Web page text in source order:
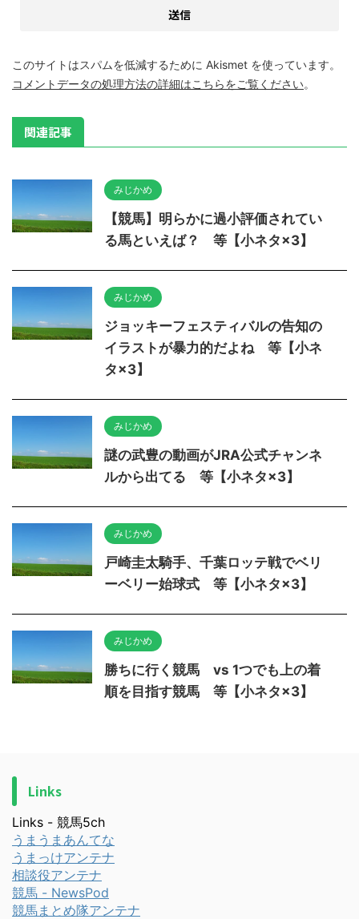
このサイトはスパムを低減するために Akismet を使っています。
コメントデータの処理方法の詳細はこちらをご覧ください。
関連記事
みじかめ
【競馬】明らかに過小評価されてい
る馬といえば？ 等【小ネタ×3】
みじかめ
ジョッキーフェスティバルの告知の
イラストが暴力的だよね 等【小ネ
タ×3】
みじかめ
謎の武豊の動画がJRA公式チャンネ
ルから出てる 等【小ネタ×3】
みじかめ
戸崎圭太騎手、千葉ロッテ戦でベリ
ーベリー始球式 等【小ネタ×3】
みじかめ
勝ちに行く競馬 vs 1つでも上の着
順を目指す競馬 等【小ネタ×3】
Links
Links - 競馬5ch
うまうまあんてな
うまっけアンテナ
相談役アンテナ
競馬 - NewsPod
競馬まとめ隊アンテナ